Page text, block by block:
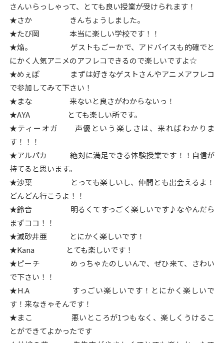
さんいらっしゃって、とても良い授業が受けられます！
★さか きんちょうしました。
★たび岡 本当に楽しい学校です！！
★焔。 ゲストもごーかで、アドバイスも的確でと
にかく人気アニメのアフレコできるので楽しいですよ☆
★めぇぽ まずは好きなゲストさんやアニメアフレコ
で参加してみて下さい！
★まな 来ないと良さがわからないっ！
★AYA とても楽しい所です。
★ティーオガ 声優という楽しさは、来ればわかりま
す！！！
★アルパカ 絶対に満足できる体験授業です！！自信が
持てると思います。
★沙葉 とっても楽しいし、仲間とも出会えるよ！
どんどん行こうよ！！
★鈴音 明るくてすっごく楽しいです♪なやんだら
まずココ！！
★滅砂井亜 とにかく楽しいです！
★Kana とても楽しいです！
★ピーチ めっちゃたのしいんで、ぜひ来て、さわい
で下さい！！
★H.A すっごい楽しいです！とにかく楽しいで
す！来なきゃそんです！
★まこ 悪いところが1つもなく、楽しくうけるこ
とができてよかったです